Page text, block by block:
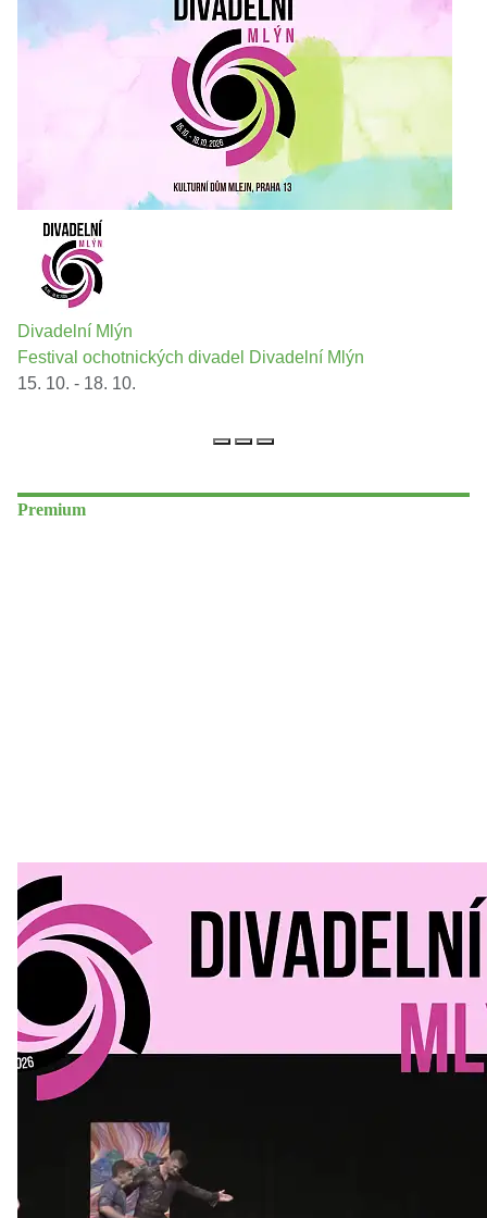
Divadelní Mlýn
Festival ochotnických divadel Divadelní Mlýn
15. 10. - 18. 10.
Premium
Divadelní Mlýn 30. 07. 2026
Kultura a volný čas
Divadelní mlýn. 15. až 18. října KD
MLEJN. Vstupenky již v prodeji.
Přijďte na přátelský festival divadla a inspirace 15. až 18.
října 2026 Vstupenky již v prodeji na GOOUT -
https://divadelnimlyn.cz/vstupenky Představ si čtyři dny